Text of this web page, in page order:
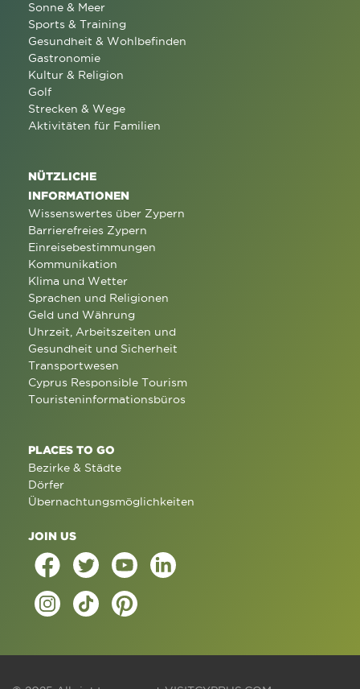
Sonne & Meer
Sports & Training
Gesundheit & Wohlbefinden
Gastronomie
Kultur & Religion
Golf
Strecken & Wege
Aktivitäten für Familien
NÜTZLICHE
INFORMATIONEN
Wissenswertes über Zypern
Barrierefreies Zypern
Einreisebestimmungen
Kommunikation
Klima und Wetter
Sprachen und Religionen
Geld und Währung
Uhrzeit, Arbeitszeiten und
Gesundheit und Sicherheit
Transportwesen
Cyprus Responsible Tourism
Touristeninformationsbüros
PLACES TO GO
Bezirke & Städte
Dörfer
Übernachtungsmöglichkeiten
JOIN US